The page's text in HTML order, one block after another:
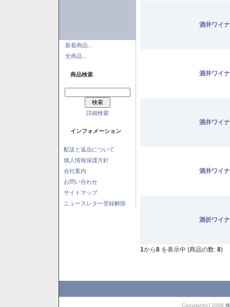
新着商品...
全商品...
商品検索
詳細検索
インフォメーション
配送と返品について
個人情報保護方針
会社案内
お問い合わせ
サイトマップ
ニュースレター登録解除
酒井ワイ
酒井ワイ
酒井ワイ
酒井ワイ
酒折ワイ
1から8 を表示中 (商品の数: 8)
Copyright(c) 2008